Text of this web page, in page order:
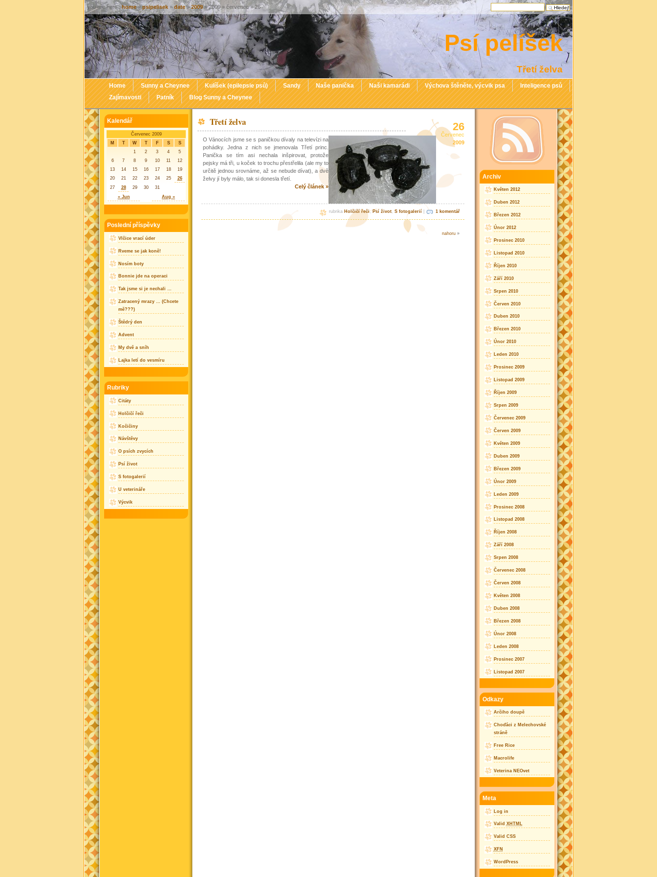
Psí pelíšek
Třetí želva
Home Sunny a Cheynee Kulíšek (epilepsie psů) Sandy Naše panička Naši kamarádi Výchova štěněte, výcvik psa
Inteligence psů
Zajímavosti
Patník Blog Sunny a Cheynee
26
Červenec
2009
Třetí želva
O Vánocích jsme se s paničkou dívaly na televízi na
pohádky. Jedna z nich se jmenovala Třetí princ.
Panička se tím asi nechala inšpirovat, protože
pejsky má tři, u koček to trochu přestřelila (ale my to
určitě jednou srovnáme, až se nebude dívat), a dvě
želvy jí byly málo, tak si donesla třetí.
Celý článek »
rubrika Holčičí řeči, Psí život ,S fotogalerií 1 komentář
nahoru »
Kalendář
Červenec 2009
M
T W T F S S
« Jun Aug »
1 2 3 4
5
6
7 8 9 10 11
12
13
14 15 16 17 18
19
20
21 22 23 24 25
26
27
28 29 30 31
Poslední příspěvky
Vlčice vrací úder
Rveme se jak koně!
Nosím boty
Bonnie jde na operaci
Tak jsme si je nechali …
Zatracený mrazy … (Chcete
mě???)
Štědrý den
Advent
My dvě a sníh
Lajka letí do vesmíru
Rubriky
Citáty
Holčičí řeči
Kočičiny
Návštěvy
O psích zvycích
Psí život
S fotogalerií
U veterináře
Výcvik
Archiv
Květen 2012
Duben 2012
Březen 2012
Únor 2012
Prosinec 2010
Listopad 2010
Říjen 2010
Září 2010
Srpen 2010
Červen 2010
Duben 2010
Březen 2010
Únor 2010
Leden 2010
Prosinec 2009
Listopad 2009
Říjen 2009
Srpen 2009
Červenec 2009
Červen 2009
Květen 2009
Duben 2009
Březen 2009
Únor 2009
Leden 2009
Prosinec 2008
Listopad 2008
Říjen 2008
Září 2008
Srpen 2008
Červenec 2008
Červen 2008
Květen 2008
Duben 2008
Březen 2008
Únor 2008
Leden 2008
Prosinec 2007
Listopad 2007
Odkazy
Arčiho doupě
Choďáci z Melechovské
stráně
Free Rice
Macrolife
Veterina NEOvet
Meta
Log in
Valid XHTML
Valid CSS
XFN
WordPress
you are here :home»psipelisek »date»2009» 2009 » červenec » 26